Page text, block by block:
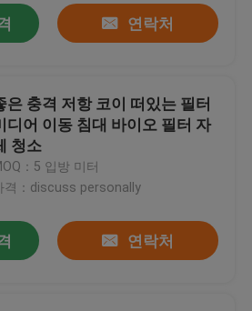
연락처
은 충격 저항 코이 떠있는 필터
디어 이동 침대 바이오 필터 자
청소
：5 입방 미터
격：discuss personally
연락처